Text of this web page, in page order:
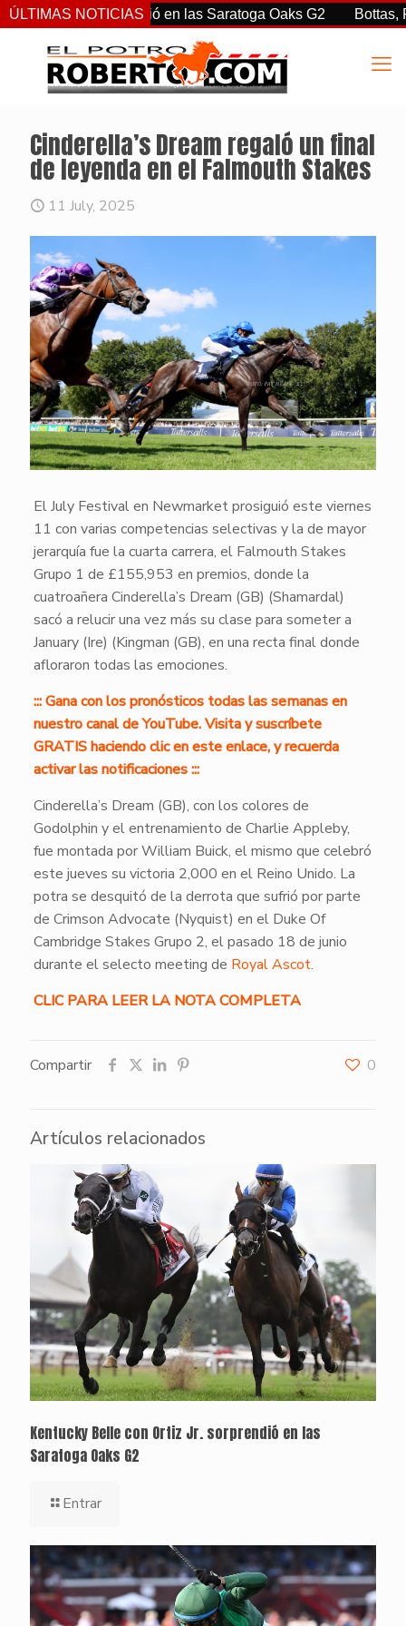
ÚLTIMAS NOTICIAS
Jr. sorprendió en las Saratoga Oaks G2 Bottas,
Cinderella’s Dream regaló un final
de leyenda en el Falmouth Stakes
11 July, 2025
El July Festival en Newmarket prosiguió este viernes
11 con varias competencias selectivas y la de mayor
jerarquía fue la cuarta carrera, el Falmouth Stakes
Grupo 1 de £155,953 en premios, donde la
cuatroañera Cinderella’s Dream (GB) (Shamardal)
sacó a relucir una vez más su clase para someter a
January (Ire) (Kingman (GB), en una recta final donde
afloraron todas las emociones.
::: Gana con los pronósticos todas las semanas en
nuestro canal de YouTube. Visita y suscríbete
GRATIS haciendo clic en este enlace, y recuerda
activar las notificaciones :::
Cinderella’s Dream (GB), con los colores de
Godolphin y el entrenamiento de Charlie Appleby,
fue montada por William Buick, el mismo que celebró
este jueves su victoria 2,000 en el Reino Unido. La
potra se desquitó de la derrota que sufrió por parte
de Crimson Advocate (Nyquist) en el Duke Of
Cambridge Stakes Grupo 2, el pasado 18 de junio
durante el selecto meeting de Royal Ascot.
CLIC PARA LEER LA NOTA COMPLETA
Compartir 0
Artículos relacionados
Kentucky Belle con Ortiz Jr. sorprendió en las
Saratoga Oaks G2
Entrar